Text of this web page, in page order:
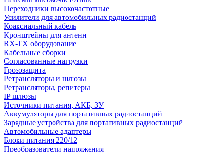
Переходники высокочастотные
Усилители для автомобильных радиостанций
Коаксиальный кабель
Кронштейны для антенн
RX-TX оборудование
Кабельные сборки
Согласованные нагрузки
Грозозащита
Ретрансляторы и шлюзы
Ретрансляторы, репитеры
IP шлюзы
Источники питания, АКБ, ЗУ
Аккумуляторы для портативных радиостанций
Зарядные устройства для портативных радиостанций
Автомобильные адаптеры
Блоки питания 220/12
Преобразователи напряжения